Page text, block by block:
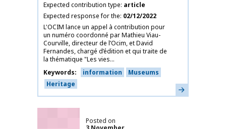
Expected contribution type article
Expected response for the 02/12/2022
L'OCIM lance un appel à contribution pour
un numéro coordonné par Mathieu Viau-
Courville, directeur de l’Ocim, et David
Fernandes, chargé d’édition et qui traite de
la thématique "Les vies...
Keywords
information
Museums
Heritage
Learn more
Posted on